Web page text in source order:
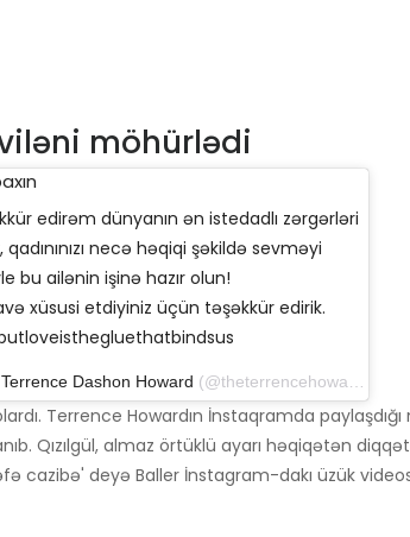
möhürlədi
edirəm dünyanın ən istedadlı zərgərləri
necə həqiqi şəkildə sevməyi
bu ailənin işinə hazır olun!
xüsusi etdiyiniz üçün təşəkkür edirik.
Terrence Dashon Howard (@theterrencehoward) 25 dekabr 2018-ci il tarixində, səhər 9:34
Terrence Howardın İnstaqramda
Qızılgül, almaz örtüklü ayarı həqiqətən
cazibə' deyə Baller İnstagram-dakı üzük